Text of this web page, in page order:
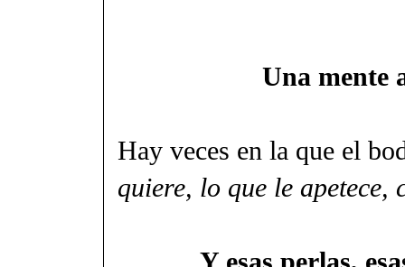
Una mente
Hay veces en la que el
quiere, lo que le apetece,
Y esas perlas,